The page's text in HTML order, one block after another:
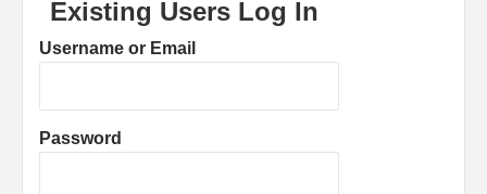
Existing Users Log In
Username or Email
Password